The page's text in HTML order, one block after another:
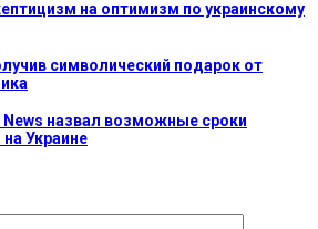
на оптимизм по украинскому
символический подарок от
назвал возможные сроки
Украине